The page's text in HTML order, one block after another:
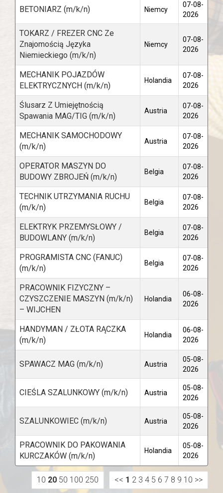
BETONIARZ (m/k/n) Niemcy
07-08-
2026
TOKARZ / FREZER CNC Ze
Znajomością Języka
Niemieckiego (m/k/n)
Niemcy
07-08-
2026
MECHANIK POJAZDÓW
ELEKTRYCZNYCH (m/k/n)
Holandia
07-08-
2026
Ślusarz Z Umiejętnością
Spawania MAG/TIG (m/k/n)
Austria
07-08-
2026
MECHANIK SAMOCHODOWY
(m/k/n)
Austria
07-08-
2026
OPERATOR MASZYN DO
BUDOWY ZBROJEŃ (m/k/n)
Belgia
07-08-
2026
TECHNIK UTRZYMANIA RUCHU
(m/k/n)
Belgia
07-08-
2026
ELEKTRYK PRZEMYSŁOWY /
BUDOWLANY (m/k/n)
Belgia
07-08-
2026
PROGRAMISTA CNC (FANUC)
(m/k/n)
Belgia
07-08-
2026
PRACOWNIK FIZYCZNY –
CZYSZCZENIE MASZYN (m/k/n)
– WIJCHEN
Holandia
06-08-
2026
HANDYMAN / ZŁOTA RĄCZKA
(m/k/n)
Holandia
06-08-
2026
SPAWACZ MAG (m/k/n) Austria
05-08-
2026
CIEŚLA SZALUNKOWY (m/k/n) Austria
05-08-
2026
SZALUNKOWIEC (m/k/n) Austria
05-08-
2026
PRACOWNIK DO PAKOWANIA
KURCZAKÓW (m/k/n)
Holandia
05-08-
2026
10 20 50 100 250 << 1 2 3 4 5 6 7 8 9 10 >>